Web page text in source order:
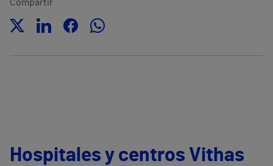
Compartir
Hospitales y centros Vithas